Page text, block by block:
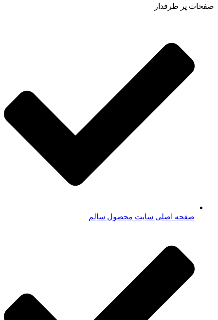
صفحات پر طرفدار
صفحه اصلی سایت محصول سالم